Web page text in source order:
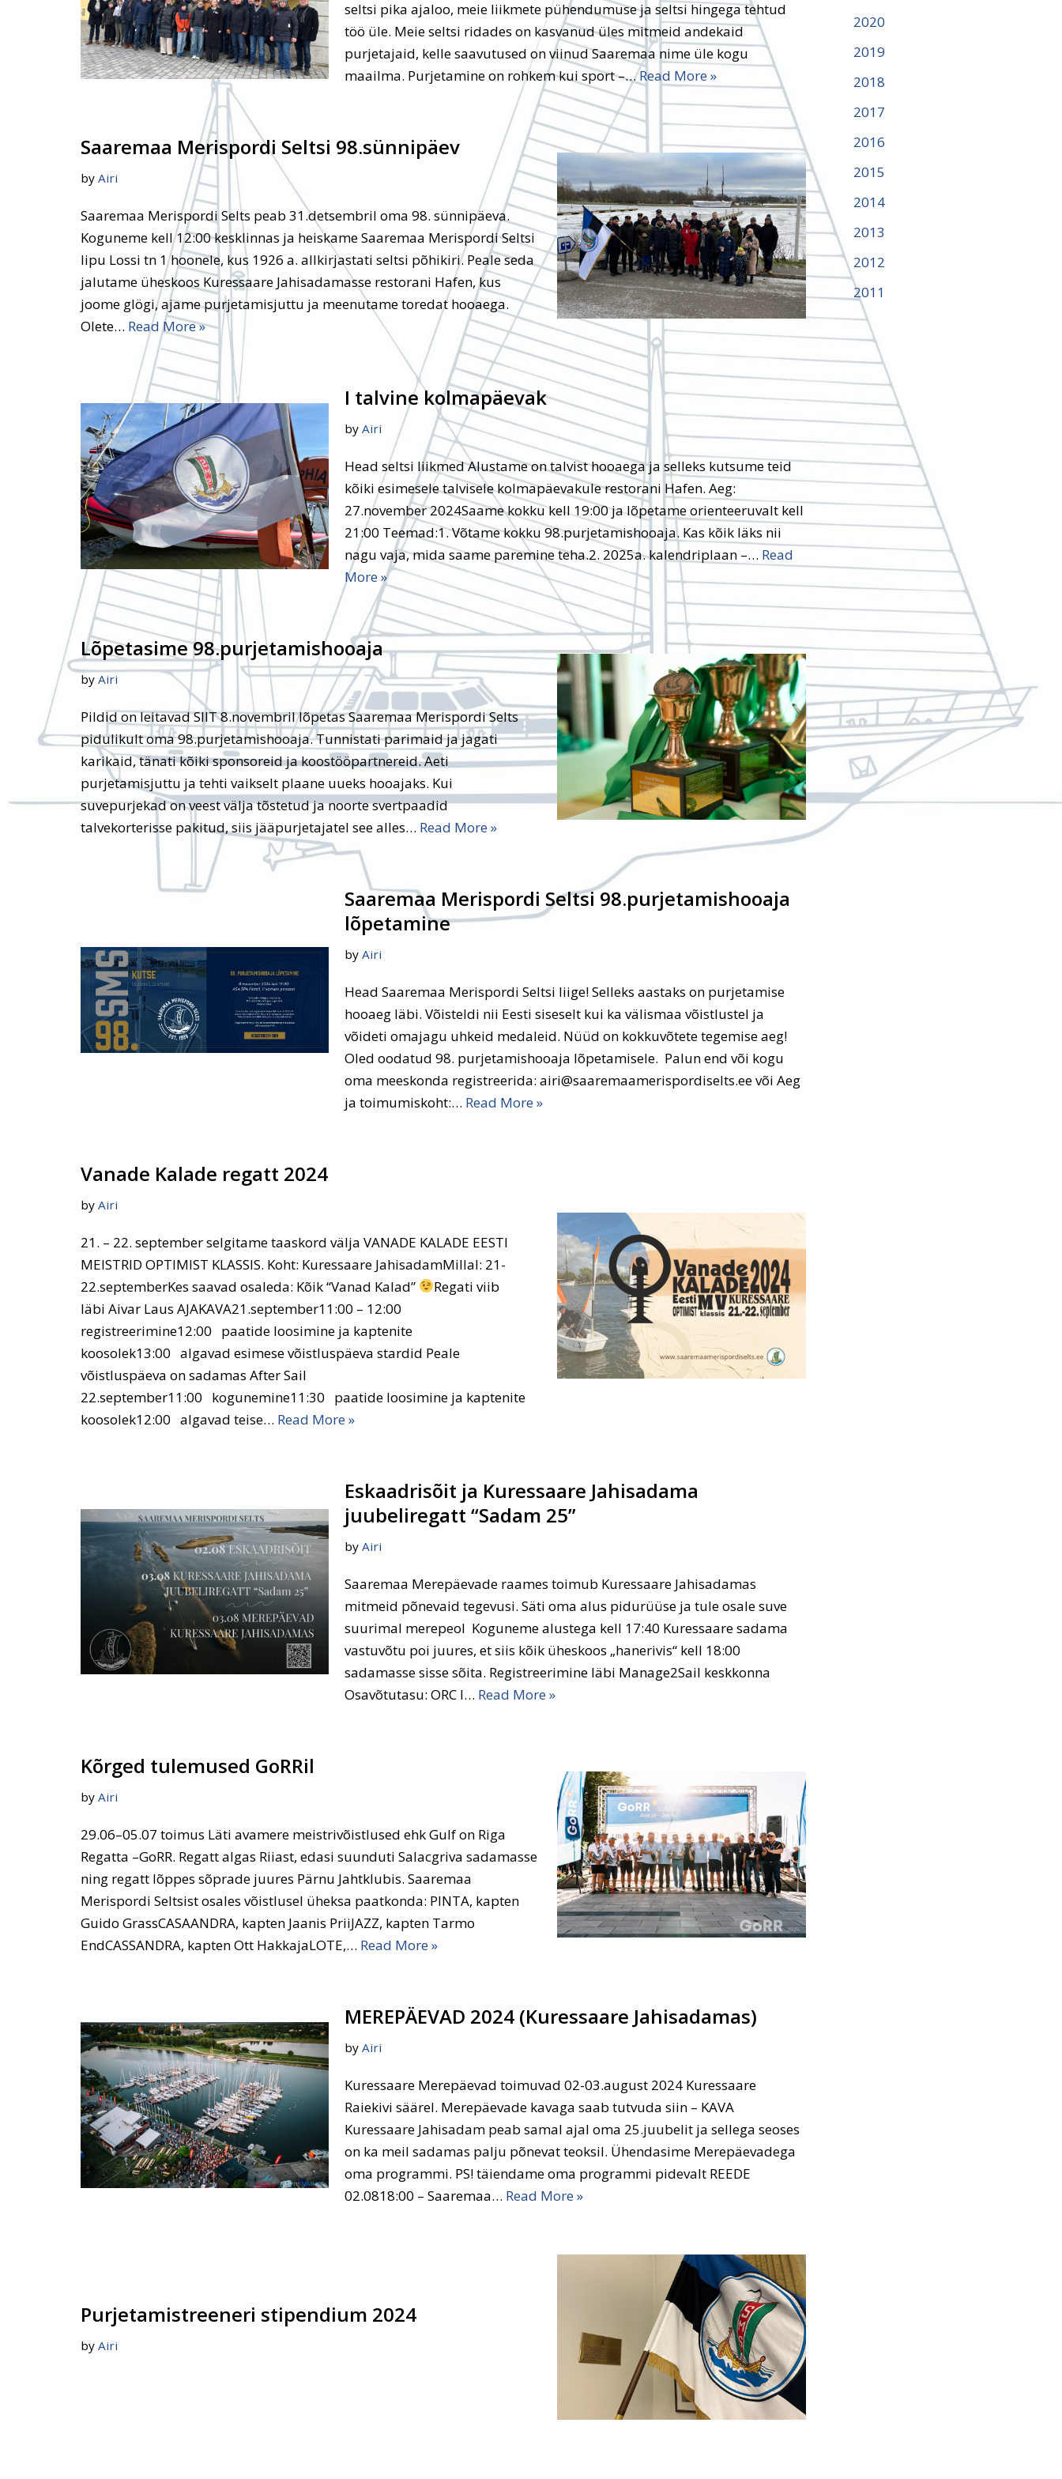
seltsi pika ajaloo, meie liikmete pühendumuse ja seltsi hingega tehtud
töö üle. Meie seltsi ridades on kasvanud üles mitmeid andekaid
purjetajaid, kelle saavutused on viinud Saaremaa nime üle kogu
maailma. Purjetamine on rohkem kui sport –…Read More »
Saaremaa Merispordi Seltsi 98.sünnipäev
by Airi
Saaremaa Merispordi Selts peab 31.detsembril oma 98. sünnipäeva.
Koguneme kell 12:00 kesklinnas ja heiskame Saaremaa Merispordi Seltsi
lipu Lossi tn 1 hoonele, kus 1926 a. allkirjastati seltsi põhikiri. Peale seda
jalutame üheskoos Kuressaare Jahisadamasse restorani Hafen, kus
joome glögi, ajame purjetamisjuttu ja meenutame toredat hooaega.
Olete… Read More »
I talvine kolmapäevak
byAiri
Head seltsi liikmed Alustame on talvist hooaega ja selleks kutsume teid
kõiki esimesele talvisele kolmapäevakule restorani Hafen. Aeg:
27.november 2024Saame kokku kell 19:00 ja lõpetame orienteeruvalt kell
21:00 Teemad:1. Võtame kokku 98.purjetamishooaja. Kas kõik läks nii
nagu vaja, mida saame paremine teha.2. 2025a. kalendriplaan –… Read
More »
Lõpetasime 98.purjetamishooaja
by Airi
Pildid on leitavad SIIT 8.novembril lõpetas Saaremaa Merispordi Selts
pidulikult oma 98.purjetamishooaja. Tunnistati parimaid ja jagati
karikaid, tänati kõiki sponsoreid ja koostööpartnereid. Aeti
purjetamisjuttu ja tehti vaikselt plaane uueks hooajaks. Kui
suvepurjekad on veest välja tõstetud ja noorte svertpaadid
talvekorterisse pakitud, siis jääpurjetajatel see alles… Read More »
Saaremaa Merispordi Seltsi 98.purjetamishooaja
lõpetamine
byAiri
Head Saaremaa Merispordi Seltsi liige! Selleks aastaks on purjetamise
hooaeg läbi. Võisteldi nii Eesti siseselt kui ka välismaa võistlustel ja
võideti omajagu uhkeid medaleid. Nüüd on kokkuvõtete tegemise aeg!
Oled oodatud 98. purjetamishooaja lõpetamisele. Palun end või kogu
oma meeskonda registreerida: airi@saaremaamerispordiselts.ee või Aeg
ja toimumiskoht:… Read More »
Vanade Kalade regatt 2024
by Airi
21. – 22. september selgitame taaskord välja VANADE KALADE EESTI
MEISTRID OPTIMIST KLASSIS. Koht: Kuressaare JahisadamMillal: 21-
22.septemberKes saavad osaleda: Kõik “Vanad Kalad”
Regati viib
läbi Aivar Laus AJAKAVA21.september11:00 – 12:00
registreerimine12:00 paatide loosimine ja kaptenite
koosolek13:00 algavad esimese võistluspäeva stardid Peale
võistluspäeva on sadamas After Sail
22.september11:00 kogunemine11:30 paatide loosimine ja kaptenite
koosolek12:00 algavad teise… Read More »
Eskaadrisõit ja Kuressaare Jahisadama
juubeliregatt “Sadam 25”
byAiri
Saaremaa Merepäevade raames toimub Kuressaare Jahisadamas
mitmeid põnevaid tegevusi. Säti oma alus pidurüüse ja tule osale suve
suurimal merepeol Koguneme alustega kell 17:40 Kuressaare sadama
vastuvõtu poi juures, et siis kõik üheskoos „hanerivis“ kell 18:00
sadamasse sisse sõita. Registreerimine läbi Manage2Sail keskkonna
Osavõtutasu: ORC I… Read More »
Kõrged tulemused GoRRil
by Airi
29.06–05.07 toimus Läti avamere meistrivõistlused ehk Gulf on Riga
Regatta –GoRR. Regatt algas Riiast, edasi suunduti Salacgriva sadamasse
ning regatt lõppes sõprade juures Pärnu Jahtklubis. Saaremaa
Merispordi Seltsist osales võistlusel üheksa paatkonda: PINTA, kapten
Guido GrassCASAANDRA, kapten Jaanis PriiJAZZ, kapten Tarmo
EndCASSANDRA, kapten Ott HakkajaLOTE,… Read More »
MEREPÄEVAD 2024 (Kuressaare Jahisadamas)
byAiri
Kuressaare Merepäevad toimuvad 02-03.august 2024 Kuressaare
Raiekivi säärel. Merepäevade kavaga saab tutvuda siin – KAVA
Kuressaare Jahisadam peab samal ajal oma 25.juubelit ja sellega seoses
on ka meil sadamas palju põnevat teoksil. Ühendasime Merepäevadega
oma programmi. PS! täiendame oma programmi pidevalt REEDE
02.0818:00 – Saaremaa… Read More »
Purjetamistreeneri stipendium 2024
by Airi
2020
2019
2018
2017
2016
2015
2014
2013
2012
2011